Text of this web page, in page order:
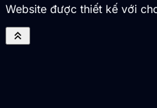
Website được thiết kế với
keyboard_double_arrow_up